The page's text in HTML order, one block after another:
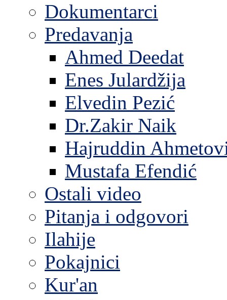
Dokumentarci
Predavanja
Ahmed Deedat
Enes Julardžija
Elvedin Pezić
Dr.Zakir Naik
Hajruddin
Mustafa Efendić
Ostali video
Pitanja i odgovori
Ilahije
Pokajnici
Kur'an